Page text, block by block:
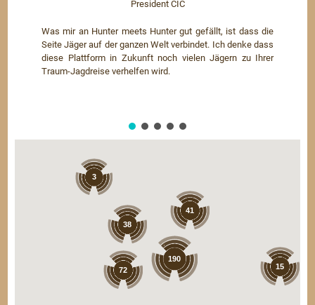
President CIC
Was mir an Hunter meets Hunter gut gefällt, ist dass die
Seite Jäger auf der ganzen Welt verbindet. Ich denke dass
diese Plattform in Zukunft noch vielen Jägern zu Ihrer
Traum-Jagdreise verhelfen wird.
190
72
15
41
38
3